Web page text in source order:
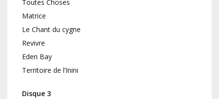
Toutes Choses
Matrice
Le Chant du cygne
Revivre
Eden Bay
Territoire de l’Inini
Disque 3